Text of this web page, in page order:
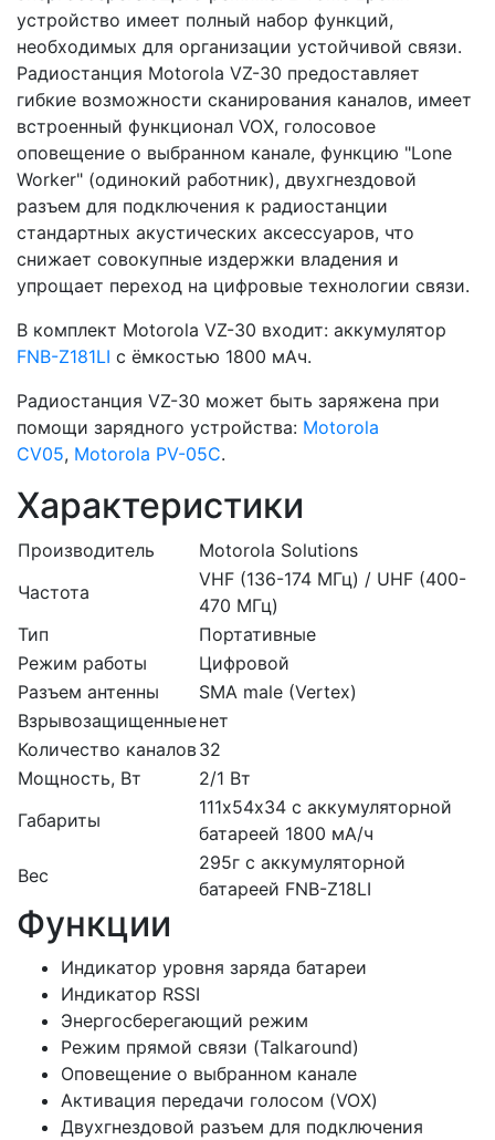
устройство имеет полный набор функций,
необходимых для организации устойчивой связи.
Радиостанция Motorola VZ-30 предоставляет
гибкие возможности сканирования каналов, имеет
встроенный функционал VOX, голосовое
оповещение о выбранном канале, функцию "Lone
Worker" (одинокий работник), двухгнездовой
разъем для подключения к радиостанции
стандартных акустических аксессуаров, что
снижает совокупные издержки владения и
упрощает переход на цифровые технологии связи.
В комплект Motorola VZ-30 входит: аккумулятор
FNB-Z181LI с ёмкостью 1800 мАч.
Радиостанция VZ-30 может быть заряжена при
помощи зарядного устройства: Motorola
CV05, Motorola PV-05C.
Характеристики
Производитель
Motorola Solutions
Частота
VHF (136-174 МГц) / UHF (400-
470 МГц)
Тип
Портативные
Режим работы
Цифровой
Разъем антенны
SMA male (Vertex)
Взрывозащищенныенет
Количество каналов32
Мощность, Вт
2/1 Вт
Габариты
111х54х34 с аккумуляторной
батареей 1800 мА/ч
Вес
295г с аккумуляторной
батареей FNB-Z18LI
Функции
Индикатор уровня заряда батареи
Индикатор RSSI
Энергосберегающий режим
Режим прямой связи (Talkaround)
Оповещение о выбранном канале
Активация передачи голосом (VOX)
Двухгнездовой разъем для подключения